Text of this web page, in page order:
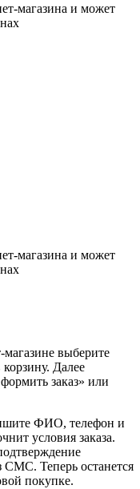
магазина и может
магазина и может
выберите
Далее
заказ» или
ФИО, телефон и
условия заказа.
СМС. Теперь останется
покупке.